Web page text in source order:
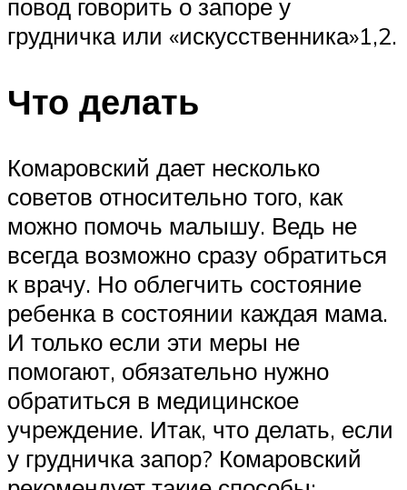
повод говорить о запоре у
грудничка или «искусственника»1,2.
Что делать
Комаровский дает несколько
советов относительно того, как
можно помочь малышу. Ведь не
всегда возможно сразу обратиться
к врачу. Но облегчить состояние
ребенка в состоянии каждая мама.
И только если эти меры не
помогают, обязательно нужно
обратиться в медицинское
учреждение. Итак, что делать, если
у грудничка запор? Комаровский